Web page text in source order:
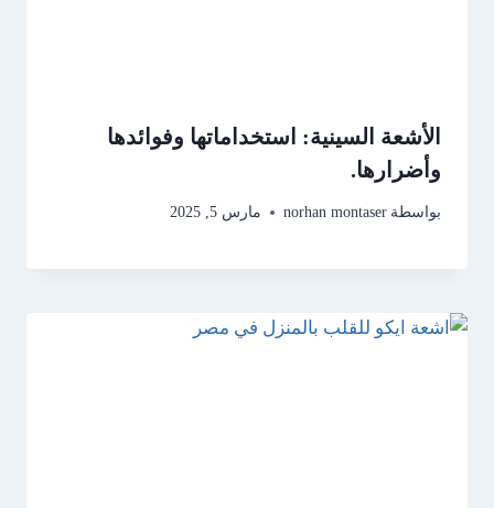
الأشعة السينية: استخداماتها وفوائدها
وأضرارها.
بواسطة norhan montaser مارس 5, 2025